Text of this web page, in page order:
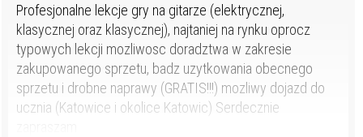
Profesjonalne lekcje gry na gitarze (elektrycznej,
klasycznej oraz klasycznej), najtaniej na rynku oprocz
typowych lekcji mozliwosc doradztwa w zakresie
zakupowanego sprzetu, badz uzytkowania obecnego
sprzetu i drobne naprawy (GRATIS!!!) mozliwy dojazd do
ucznia (Katowice i okolice Katowic) Serdecznie